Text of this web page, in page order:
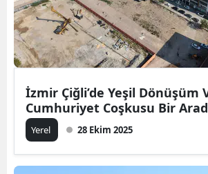
İzmir Çiğli’de Yeşil Dönüşüm
Cumhuriyet Coşkusu Bir
Yerel 28 Ekim 2025